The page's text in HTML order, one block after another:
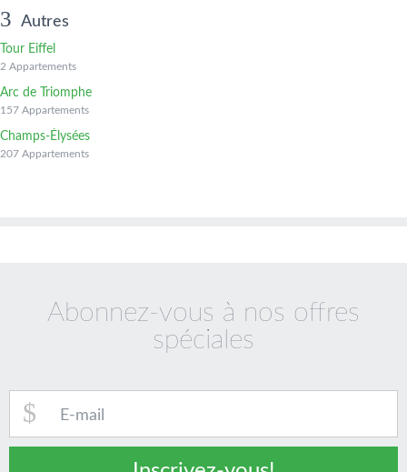
Autres
Tour Eiffel
2 Appartements
Arc de Triomphe
157 Appartements
Champs-Élysées
207 Appartements
Abonnez-vous à nos offres
spéciales